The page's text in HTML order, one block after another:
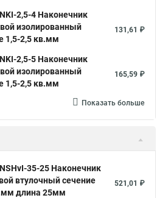
2,5-4 Наконечник
изолированный
1,5-2,5 кв.мм
131,61 ₽
2,5-5 Наконечник
изолированный
1,5-2,5 кв.мм
165,59 ₽
Показать больше
35-25 Наконечник
втулочный сечение
длина 25мм
521,01 ₽